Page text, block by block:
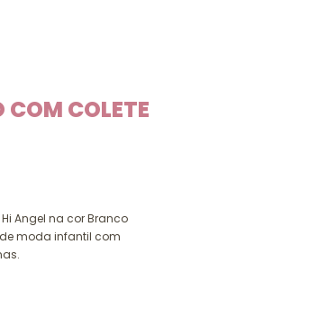
COLETE
Angel na cor Branco
moda infantil com